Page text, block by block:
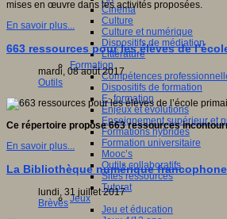
Cinéma
Culture
Culture et numérique
Dispositifs de médiation
Littérature
Formation
Compétences
Dispositifs de formation
E- formation
Enjeux et évolutions
Enseignement supérieur et
Formations hybrides
Formation universitaire
Mooc’s
Outils collaboratifs
Sites ressources
Tutorat
Jeux
Jeu et éducation
mises en œuvre dans les activités proposées.
En savoir plus...
663 ressources pour les élèves de
mardi, 08 août 2017
Outils
Ce répertoire propose 663 ressources
En savoir plus...
La Bibliothèque numérique
lundi, 31 juillet 2017
Brèves